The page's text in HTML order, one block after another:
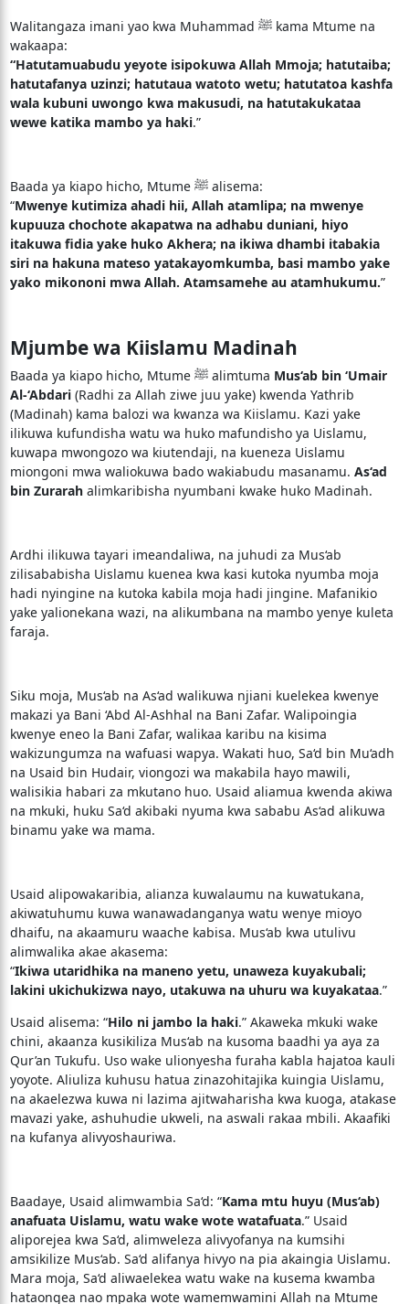
Walitangaza imani yao kwa Muhammad ﷺ kama Mtume na
wakaapa:
“Hatutamuabudu yeyote isipokuwa Allah Mmoja; hatutaiba;
hatutafanya uzinzi; hatutaua watoto wetu; hatutatoa kashfa
wala kubuni uwongo kwa makusudi, na hatutakukataa
wewe katika mambo ya haki.”
Baada ya kiapo hicho, Mtume ﷺ alisema:
“Mwenye kutimiza ahadi hii, Allah atamlipa; na mwenye
kupuuza chochote akapatwa na adhabu duniani, hiyo
itakuwa fidia yake huko Akhera; na ikiwa dhambi itabakia
siri na hakuna mateso yatakayomkumba, basi mambo yake
yako mikononi mwa Allah. Atamsamehe au atamhukumu.”
Mjumbe wa Kiislamu Madinah
Baada ya kiapo hicho, Mtume ﷺ alimtuma Mus‘ab bin ‘Umair
Al-‘Abdari(Radhi za Allah ziwe juu yake) kwenda Yathrib
(Madinah) kama balozi wa kwanza wa Kiislamu. Kazi yake
ilikuwa kufundisha watu wa huko mafundisho ya Uislamu,
kuwapa mwongozo wa kiutendaji, na kueneza Uislamu
miongoni mwa waliokuwa bado wakiabudu masanamu. As‘ad
bin Zurarahalimkaribisha nyumbani kwake huko Madinah.
Ardhi ilikuwa tayari imeandaliwa, na juhudi za Mus‘ab
zilisababisha Uislamu kuenea kwa kasi kutoka nyumba moja
hadi nyingine na kutoka kabila moja hadi jingine. Mafanikio
yake yalionekana wazi, na alikumbana na mambo yenye kuleta
faraja.
Siku moja, Mus‘ab na As‘ad walikuwa njiani kuelekea kwenye
makazi ya Bani ‘Abd Al-Ashhal na Bani Zafar. Walipoingia
kwenye eneo la Bani Zafar, walikaa karibu na kisima
wakizungumza na wafuasi wapya. Wakati huo, Sa‘d bin Mu‘adh
na Usaid bin Hudair, viongozi wa makabila hayo mawili,
walisikia habari za mkutano huo. Usaid aliamua kwenda akiwa
na mkuki, huku Sa‘d akibaki nyuma kwa sababu As‘ad alikuwa
binamu yake wa mama.
Usaid alipowakaribia, alianza kuwalaumu na kuwatukana,
akiwatuhumu kuwa wanawadanganya watu wenye mioyo
dhaifu, na akaamuru waache kabisa. Mus‘ab kwa utulivu
alimwalika akae akasema:
“Ikiwa utaridhika na maneno yetu, unaweza kuyakubali;
lakini ukichukizwa nayo, utakuwa na uhuru wa kuyakataa.”
Usaid alisema: “Hilo ni jambo la haki.” Akaweka mkuki wake
chini, akaanza kusikiliza Mus‘ab na kusoma baadhi ya aya za
Qur’an Tukufu. Uso wake ulionyesha furaha kabla hajatoa kauli
yoyote. Aliuliza kuhusu hatua zinazohitajika kuingia Uislamu,
na akaelezwa kuwa ni lazima ajitwaharisha kwa kuoga, atakase
mavazi yake, ashuhudie ukweli, na aswali rakaa mbili. Akaafiki
na kufanya alivyoshauriwa.
Baadaye, Usaid alimwambia Sa‘d: “Kama mtu huyu (Mus‘ab)
anafuata Uislamu, watu wake wote watafuata.” Usaid
aliporejea kwa Sa‘d, alimweleza alivyofanya na kumsihi
amsikilize Mus‘ab. Sa‘d alifanya hivyo na pia akaingia Uislamu.
Mara moja, Sa‘d aliwaelekea watu wake na kusema kwamba
hataongea nao mpaka wote wamemwamini Allah na Mtume